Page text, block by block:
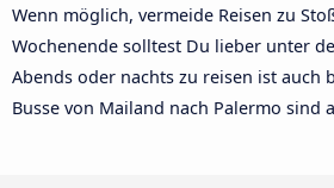
Wenn möglich, vermeide Reisen zu
Wochenende solltest Du lieber unter
Abends oder nachts zu reisen ist auch
Busse von Mailand nach Palermo sind